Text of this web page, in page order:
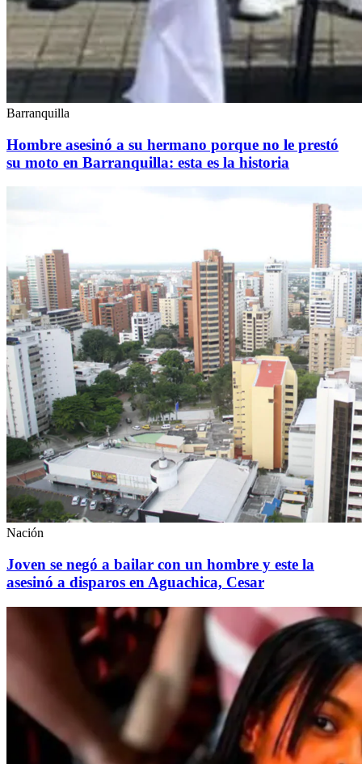
Barranquilla
Hombre asesinó a su hermano porque no le prestó
su moto en Barranquilla: esta es la historia
Nación
Joven se negó a bailar con un hombre y este la
asesinó a disparos en Aguachica, Cesar